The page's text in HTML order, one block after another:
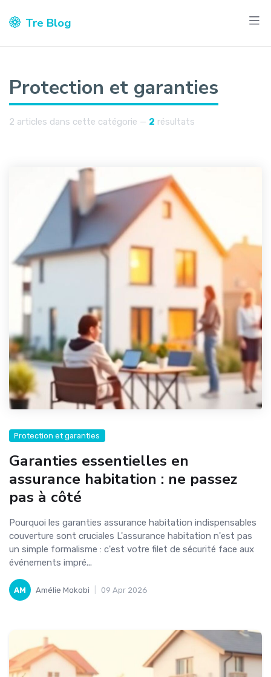
Tre Blog
Protection et garanties
2 articles dans cette catégorie — 2 résultats
Protection et garanties
Garanties essentielles en
assurance habitation : ne passez
pas à côté
Pourquoi les garanties assurance habitation indispensables
couverture sont cruciales L'assurance habitation n'est pas
un simple formalisme : c'est votre filet de sécurité face aux
événements impré...
AM Amélie Mokobi 09 Apr 2026